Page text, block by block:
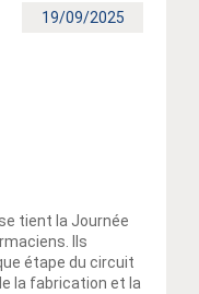
19/09/2025
tient la Journée
Ils
étape du circuit
la fabrication et la